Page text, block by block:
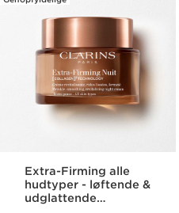
Extra-Firming alle
hudtyper - løftende &
udglattende